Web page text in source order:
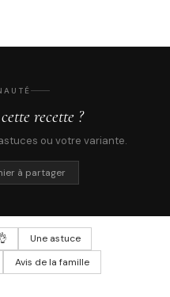
recette ?
ou votre variante.
à partager
Une astuce
Avis de la famille